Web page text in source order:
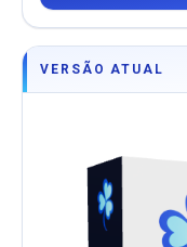
VERSÃO ATUAL